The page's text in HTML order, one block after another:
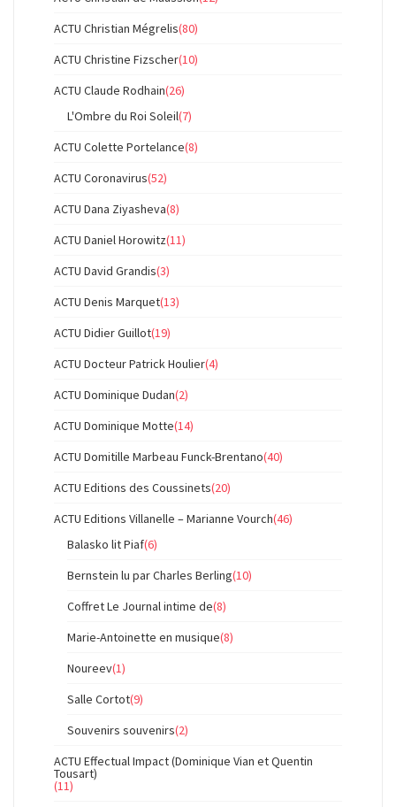
ACTU Christian Mégrelis(80)
ACTU Christine Fizscher(10)
ACTU Claude Rodhain(26)
L'Ombre du Roi Soleil(7)
ACTU Colette Portelance(8)
ACTU Coronavirus(52)
ACTU Dana Ziyasheva(8)
ACTU Daniel Horowitz(11)
ACTU David Grandis(3)
ACTU Denis Marquet(13)
ACTU Didier Guillot(19)
ACTU Docteur Patrick Houlier(4)
ACTU Dominique Dudan(2)
ACTU Dominique Motte(14)
ACTU Domitille Marbeau Funck-Brentano(40)
ACTU Editions des Coussinets(20)
ACTU Editions Villanelle – Marianne Vourch(46)
Balasko lit Piaf(6)
Bernstein lu par Charles Berling(10)
Coffret Le Journal intime de(8)
Marie-Antoinette en musique(8)
Noureev(1)
Salle Cortot(9)
Souvenirs souvenirs(2)
ACTU Effectual Impact (Dominique Vian et Quentin
Tousart)
(11)